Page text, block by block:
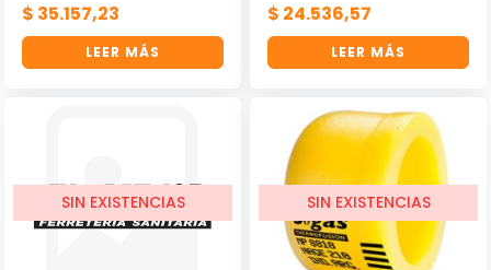
$ 35.157,23
LEER MÁS
$ 24.536,57
LEER MÁS
SIN EXISTENCIAS SIN EXISTENCIAS